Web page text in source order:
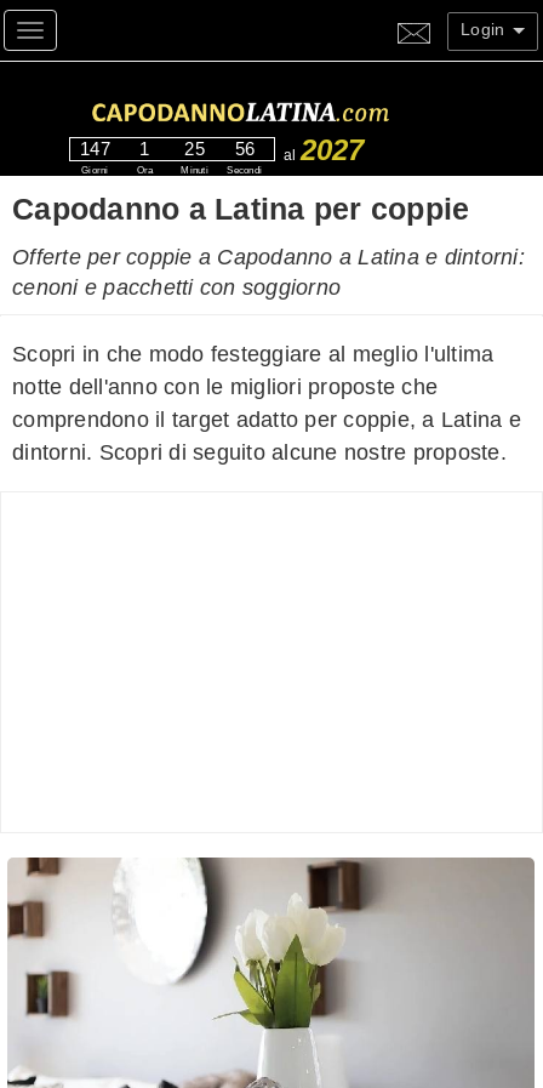
Toggle navigation Login
147
Giorni
1
Ora
25
Minuti
54
Secondi
al 2027
Capodanno a Latina per coppie
Offerte per coppie a Capodanno a Latina e dintorni:
cenoni e pacchetti con soggiorno
Scopri in che modo festeggiare al meglio l'ultima
notte dell'anno con le migliori proposte che
comprendono il target adatto per coppie, a Latina e
dintorni. Scopri di seguito alcune nostre proposte.